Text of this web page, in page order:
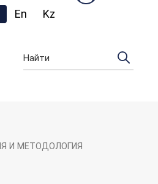
the language. The current
En Kz
Найти
И МЕТОДОЛОГИЯ